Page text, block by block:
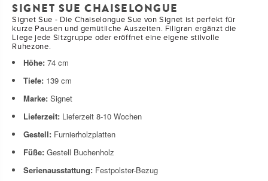
SIGNET SUE CHAISELONGUE
Signet Sue - Die Chaiselongue Sue von Signet ist perfekt für
kurze Pausen und gemütliche Auszeiten. Filigran ergänzt die
Liege jede Sitzgruppe oder eröffnet eine eigene stilvolle
Ruhezone.
Höhe: 74 cm
Tiefe: 139 cm
Marke: Signet
Lieferzeit: Lieferzeit 8-10 Wochen
Gestell: Furnierholzplatten
Füße: Gestell Buchenholz
Serienausstattung: Festpolster-Bezug